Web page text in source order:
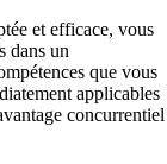
et efficace, vous
dans un
que vous
applicables
concurrentiel